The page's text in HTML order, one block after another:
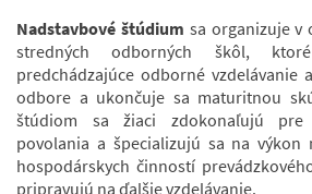
Nadstavbové štúdium sa organizuje v
stredných odborných škôl,
predchádzajúce odborné vzdelávanie
odbore a ukončuje sa maturitnou
štúdiom sa žiaci zdokonaľujú pre
povolania a špecializujú sa na výkon
hospodárskych činností
pripravujú na ďalšie vzdelávanie.